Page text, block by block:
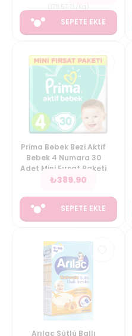
SEPETE EKLE
Prima Bebek Bezi Aktif
Bebek 4 Numara 30
Adet Mini Fırsat Paketi
₺389.90
SEPETE EKLE
Arılac Sütlü Ballı